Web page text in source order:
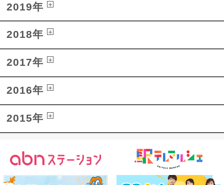
2019年
2018年
2017年
2016年
2015年